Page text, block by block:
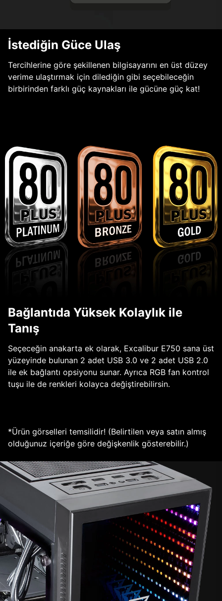
İstediğin Güce Ulaş
Tercihlerine göre şekillenen bilgisayarını en üst düzey
verime ulaştırmak için dilediğin gibi seçebileceğin
birbirinden farklı güç kaynakları ile gücüne güç kat!
Bağlantıda Yüksek Kolaylık ile
Tanış
Seçeceğin anakarta ek olarak, Excalibur E750 sana üst
yüzeyinde bulunan 2 adet USB 3.0 ve 2 adet USB 2.0
ile ek bağlantı opsiyonu sunar. Ayrıca RGB fan kontrol
tuşu ile de renkleri kolayca değiştirebilirsin.
*Ürün görselleri temsilidir! (Belirtilen veya satın almış
olduğunuz içeriğe göre değişkenlik gösterebilir.)